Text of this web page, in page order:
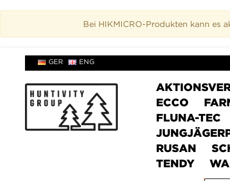
Bei HIKMICRO-Produkten kann es
GER ENG
ECCO
FLUNA-TEC
RUSAN
TENDY